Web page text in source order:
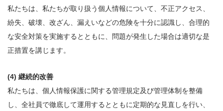
私たちは、私たちが取り扱う個人情報について、不正アクセス、
紛失、破壊、改ざん、漏えいなどの危険を十分に認識し、合理的
な安全対策を実施するとともに、問題が発生した場合は適切な是
正措置を講じます。
継続的改善
私たちは、個人情報保護に関する管理規定及び管理体制を整備
し、全社員で徹底して運用するとともに定期的な見直しを行い、